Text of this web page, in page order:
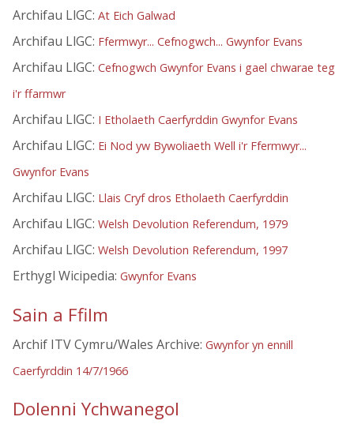
Archifau LlGC: At Eich Galwad
Archifau LlGC: Ffermwyr... Cefnogwch... Gwynfor Evans
Archifau LlGC: Cefnogwch Gwynfor Evans i gael chwarae teg
i'r ffarmwr
Archifau LlGC: I Etholaeth Caerfyrddin Gwynfor Evans
Archifau LlGC: Ei Nod yw Bywoliaeth Well i'r Ffermwyr...
Gwynfor Evans
Archifau LlGC: Llais Cryf dros Etholaeth Caerfyrddin
Archifau LlGC: Welsh Devolution Referendum, 1979
Archifau LlGC: Welsh Devolution Referendum, 1997
Erthygl Wicipedia: Gwynfor Evans
Sain a Ffilm
Archif ITV Cymru/Wales Archive: Gwynfor yn ennill
Caerfyrddin 14/7/1966
Dolenni Ychwanegol